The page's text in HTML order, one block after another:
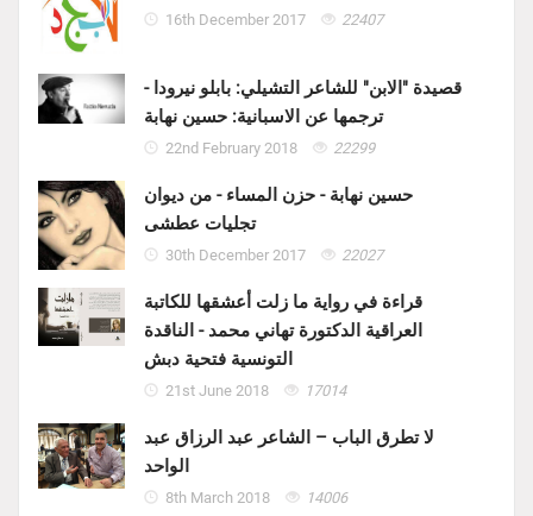
16th December 2017 22407
قصيدة "الابن" للشاعر التشيلي: بابلو نيرودا -
ترجمها عن الاسبانية: حسين نهابة
22nd February 2018 22299
حسين نهابة - حزن المساء - من ديوان
تجليات عطشى
30th December 2017 22027
قراءة في رواية ما زلت أعشقها للكاتبة
العراقية الدكتورة تهاني محمد - الناقدة
التونسية فتحية دبش
21st June 2018 17014
لا تطرق الباب – الشاعر عبد الرزاق عبد
الواحد
8th March 2018 14006